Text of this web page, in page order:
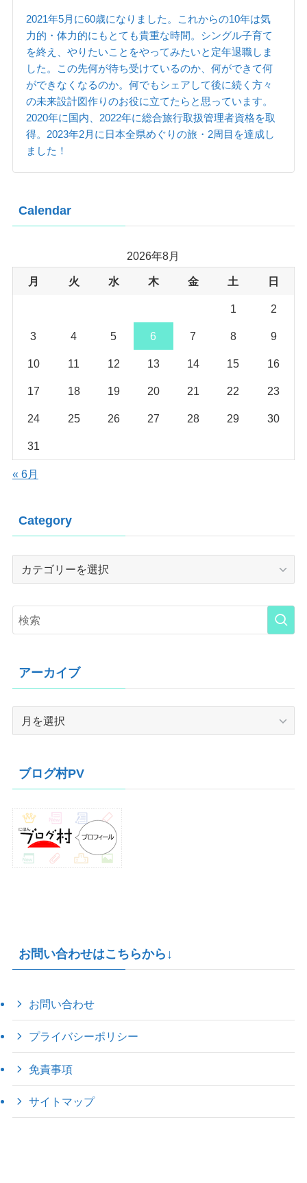
2021年5月に60歳になりました。これからの10年は気
力的・体力的にもとても貴重な時間。シングル子育て
を終え、やりたいことをやってみたいと定年退職しま
した。この先何が待ち受けているのか、何ができて何
ができなくなるのか。何でもシェアして後に続く方々
の未来設計図作りのお役に立てたらと思っています。
2020年に国内、2022年に総合旅行取扱管理者資格を取
得。2023年2月に日本全県めぐりの旅・2周目を達成し
ました！
Calendar
2026年8月
月 火 水 木 金 土 日
1 2
3 4 5 6 7 8 9
10 11 12 13 14 15 16
17 18 19 20 21 22 23
24 25 26 27 28 29 30
31
« 6月
Category
Category
アーカイブ
ブ
ブログ村PV
お問い合わせはこちらから↓
お問い合わせ
プライバシーポリシー
免責事項
サイトマップ